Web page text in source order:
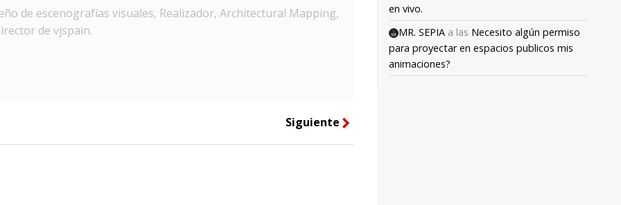
de escenografías visuales, Realizador, Architectural Mapping,
de vjspain.
Siguiente right
en vivo.
MR. SEPIA a las Necesito algún permiso
para proyectar en espacios publicos mis
animaciones?